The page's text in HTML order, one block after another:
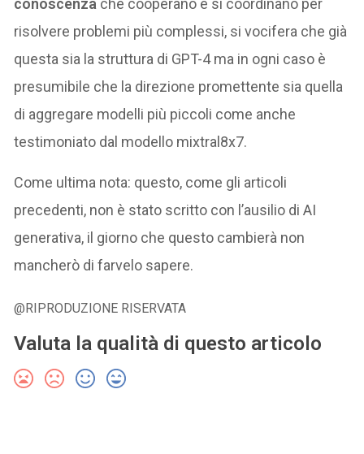
risolvere problemi più complessi, si vocifera che già
questa sia la struttura di GPT-4 ma in ogni caso è
presumibile che la direzione promettente sia quella
di aggregare modelli più piccoli come anche
testimoniato dal modello mixtral8x7.
Come ultima nota: questo, come gli articoli
precedenti, non è stato scritto con l’ausilio di AI
generativa, il giorno che questo cambierà non
mancherò di farvelo sapere.
@RIPRODUZIONE RISERVATA
Valuta la qualità di questo articolo